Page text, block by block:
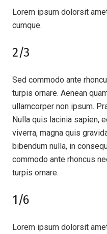
Lorem ipsum dolorsit
cumque.
2/3
Sed commodo ante
turpis ornare. Aenean
ullamcorper non ipsum.
Nulla quis lacinia sapien,
viverra, magna quis
bibendum nulla, in
commodo ante rhoncus
turpis ornare.
1/6
Lorem ipsum dolorsit